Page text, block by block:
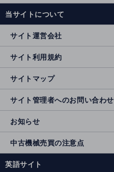
当サイトについて
サイト運営会社
サイト利用規約
サイトマップ
サイト管理者へのお問い合わせ
お知らせ
中古機械売買の注意点
英語サイト